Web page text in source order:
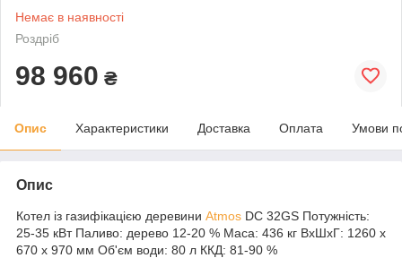
Немає в наявності
Роздріб
98 960 ₴
Опис Характеристики Доставка Оплата Умови
Опис
Котел із газифікацією деревини Atmos DC 32GS Потужність:
25-35 кВт Паливо: дерево 12-20 % Маса: 436 кг ВхШхГ: 1260 х
670 х 970 мм Об'єм води: 80 л ККД: 81-90 %